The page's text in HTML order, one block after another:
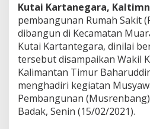
Kutai Kartanegara,
pembangunan Rumah Sakit
dibangun di Kecamatan
Kutai Kartantegara, dinilai
tersebut disampaikan Wakil
Kalimantan Timur
menghadiri kegiatan
Pembangunan
Badak, Senin (15/02/2021).